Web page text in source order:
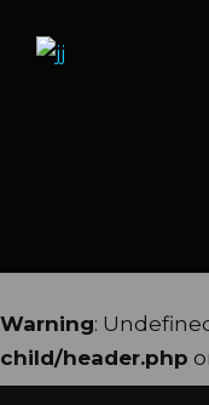
Warning:
child/header.php